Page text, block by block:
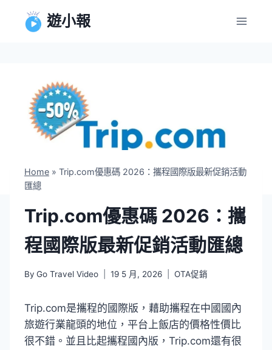
遊小報
Home » Trip.com優惠碼 2026：攜程國際版最新促銷活動
匯總
Trip.com優惠碼 2026：攜
程國際版最新促銷活動匯總
By Go Travel Video 19 5 月, 2026 OTA促銷
Trip.com是攜程的國際版，藉助攜程在中國國內
旅遊行業龍頭的地位，平台上飯店的價格性價比
很不錯。並且比起攜程國內版，Trip.com還有很